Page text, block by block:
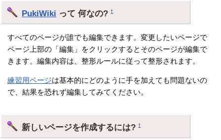
PukiWiki って 何なの?†
すべてのページが誰でも編集できます。変更したいページで
ページ上部の「編集」をクリックするとそのページが編集で
きます。編集内容は、整形ルールに従って整形されます。
練習用ページは基本的にどのように手を加えても問題ないの
で、結果を恐れず編集してみてください。
新しいページを作成するには?†